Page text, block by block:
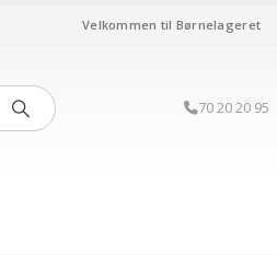
Velkommen til Børnelageret
70 20 20 95